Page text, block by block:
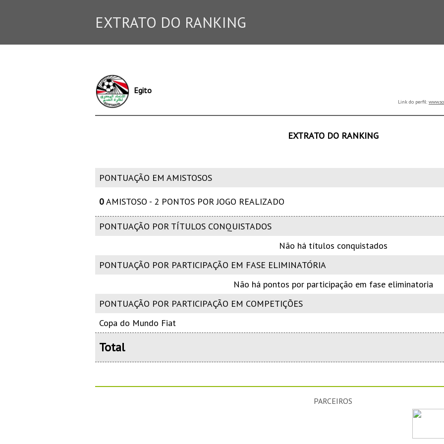
EXTRATO DO RANKING
Egito
Link do perfil:
EXTRATO DO RANKING
PONTUAÇÃO EM AMISTOSOS
0AMISTOSO - 2 PONTOS POR JOGO REALIZADO
PONTUAÇÃO POR TÍTULOS CONQUISTADOS
Não há títulos conquistados
PONTUAÇÃO POR PARTICIPAÇÃO EM FASE ELIMINATÓRIA
Não há pontos por participação em fase eliminatoria
PONTUAÇÃO POR PARTICIPAÇÃO EM COMPETIÇÕES
Copa do Mundo Fiat
Total
PARCEIROS